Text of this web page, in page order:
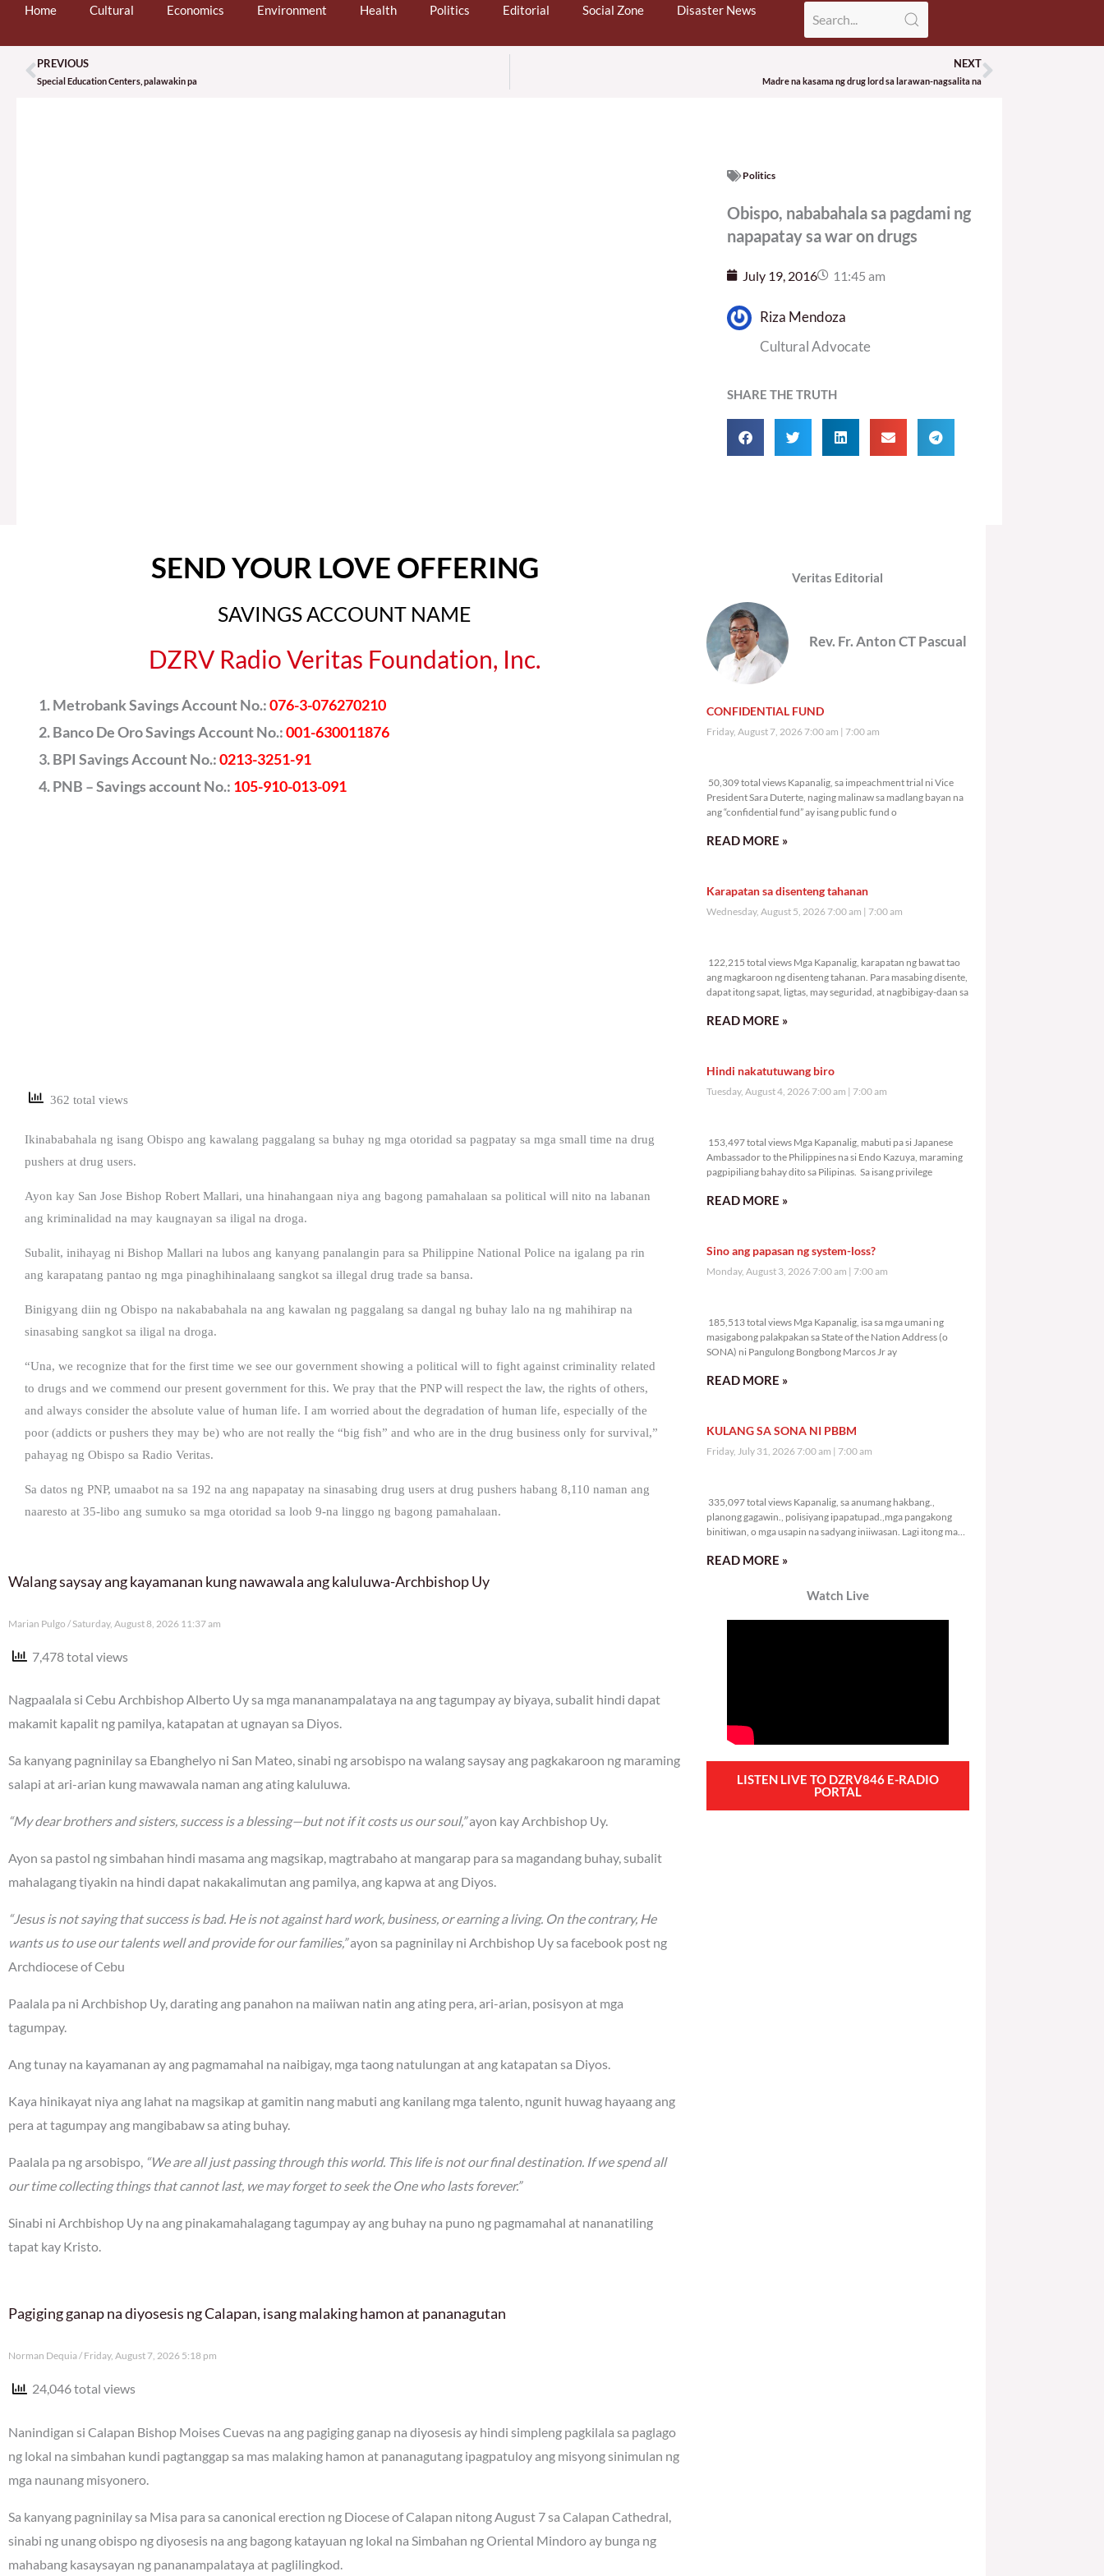
Home Cultural Economics Environment Health Politics Editorial Social Zone Disaster News
Prev
PREVIOUS
Special Education Centers, palawakin pa
NEXT
Madre na kasama ng drug lord sa larawan-nagsalita naNext
Politics
Obispo, nababahala sa pagdami ng
napapatay sa war on drugs
July 19, 2016 11:45 am
Riza Mendoza
Cultural Advocate
SHARE THE TRUTH
SEND YOUR LOVE OFFERING
SAVINGS ACCOUNT NAME
DZRV Radio Veritas Foundation, Inc.
Metrobank Savings Account No.:076-3-076270210
Banco De Oro Savings Account No.:001-630011876
BPI Savings Account No.:0213-3251-91
PNB – Savings account No.: 105-910-013-091
362 total views
Ikinababahala ng isang Obispo ang kawalang paggalang sa buhay ng mga otoridad sa pagpatay sa mga small time na drug
pushers at drug users.
Ayon kay San Jose Bishop Robert Mallari, una hinahangaan niya ang bagong pamahalaan sa political will nito na labanan
ang kriminalidad na may kaugnayan sa iligal na droga.
Subalit, inihayag ni Bishop Mallari na lubos ang kanyang panalangin para sa Philippine National Police na igalang pa rin
ang karapatang pantao ng mga pinaghihinalaang sangkot sa illegal drug trade sa bansa.
Binigyang diin ng Obispo na nakababahala na ang kawalan ng paggalang sa dangal ng buhay lalo na ng mahihirap na
sinasabing sangkot sa iligal na droga.
“Una, we recognize that for the first time we see our government showing a political will to fight against criminality related
to drugs and we commend our present government for this. We pray that the PNP will respect the law, the rights of others,
and always consider the absolute value of human life. I am worried about the degradation of human life, especially of the
poor (addicts or pushers they may be) who are not really the “big fish” and who are in the drug business only for survival,”
pahayag ng Obispo sa Radio Veritas.
Sa datos ng PNP, umaabot na sa 192 na ang napapatay na sinasabing drug users at drug pushers habang 8,110 naman ang
naaresto at 35-libo ang sumuko sa mga otoridad sa loob 9-na linggo ng bagong pamahalaan.
Walang saysay ang kayamanan kung nawawala ang kaluluwa-Archbishop Uy
Marian Pulgo Saturday, August 8, 2026 11:37 am
7,478 total views
Nagpaalala si Cebu Archbishop Alberto Uy sa mga mananampalataya na ang tagumpay ay biyaya, subalit hindi dapat
makamit kapalit ng pamilya, katapatan at ugnayan sa Diyos.
Sa kanyang pagninilay sa Ebanghelyo ni San Mateo, sinabi ng arsobispo na walang saysay ang pagkakaroon ng maraming
salapi at ari-arian kung mawawala naman ang ating kaluluwa.
“My dear brothers and sisters, success is a blessing—but not if it costs us our soul,”ayon kay Archbishop Uy.
Ayon sa pastol ng simbahan hindi masama ang magsikap, magtrabaho at mangarap para sa magandang buhay, subalit
mahalagang tiyakin na hindi dapat nakakalimutan ang pamilya, ang kapwa at ang Diyos.
“Jesus is not saying that success is bad. He is not against hard work, business, or earning a living. On the contrary, He
wants us to use our talents well and provide for our families,”ayon sa pagninilay ni Archbishop Uy sa facebook post ng
Archdiocese of Cebu
Paalala pa ni Archbishop Uy, darating ang panahon na maiiwan natin ang ating pera, ari-arian, posisyon at mga
tagumpay.
Ang tunay na kayamanan ay ang pagmamahal na naibigay, mga taong natulungan at ang katapatan sa Diyos.
Kaya hinikayat niya ang lahat na magsikap at gamitin nang mabuti ang kanilang mga talento, ngunit huwag hayaang ang
pera at tagumpay ang mangibabaw sa ating buhay.
Paalala pa ng arsobispo, “We are all just passing through this world. This life is not our final destination. If we spend all
our time collecting things that cannot last, we may forget to seek the One who lasts forever.”
Sinabi ni Archbishop Uy na ang pinakamahalagang tagumpay ay ang buhay na puno ng pagmamahal at nananatiling
tapat kay Kristo.
Pagiging ganap na diyosesis ng Calapan, isang malaking hamon at pananagutan
Norman Dequia Friday, August 7, 2026 5:18 pm
24,046 total views
Nanindigan si Calapan Bishop Moises Cuevas na ang pagiging ganap na diyosesis ay hindi simpleng pagkilala sa paglago
ng lokal na simbahan kundi pagtanggap sa mas malaking hamon at pananagutang ipagpatuloy ang misyong sinimulan ng
mga naunang misyonero.
Sa kanyang pagninilay sa Misa para sa canonical erection ng Diocese of Calapan nitong August 7 sa Calapan Cathedral,
sinabi ng unang obispo ng diyosesis na ang bagong katayuan ng lokal na Simbahan ng Oriental Mindoro ay bunga ng
mahabang kasaysayan ng pananampalataya at paglilingkod.
Veritas Editorial
Rev. Fr. Anton CT Pascual
CONFIDENTIAL FUND
Friday, August 7, 2026 7:00 am 7:00 am
50,309 total views Kapanalig, sa impeachment trial ni Vice
President Sara Duterte, naging malinaw sa madlang bayan na
ang “confidential fund” ay isang public fund o
READ MORE »
Karapatan sa disenteng tahanan
Wednesday, August 5, 2026 7:00 am 7:00 am
122,215 total views Mga Kapanalig, karapatan ng bawat tao
ang magkaroon ng disenteng tahanan. Para masabing disente,
dapat itong sapat, ligtas, may seguridad, at nagbibigay-daan sa
READ MORE »
Hindi nakatutuwang biro
Tuesday, August 4, 2026 7:00 am 7:00 am
153,497 total views Mga Kapanalig, mabuti pa si Japanese
Ambassador to the Philippines na si Endo Kazuya, maraming
pagpipiliang bahay dito sa Pilipinas. Sa isang privilege
READ MORE »
Sino ang papasan ng system-loss?
Monday, August 3, 2026 7:00 am 7:00 am
185,513 total views Mga Kapanalig, isa sa mga umani ng
masigabong palakpakan sa State of the Nation Address (o
SONA) ni Pangulong Bongbong Marcos Jr ay
READ MORE »
KULANG SA SONA NI PBBM
Friday, July 31, 2026 7:00 am 7:00 am
335,097 total views Kapanalig, sa anumang hakbang.,
planong gagawin., polisiyang ipapatupad.,mga pangakong
binitiwan, o mga usapin na sadyang iniiwasan. Lagi itong may
READ MORE »
Watch Live
LISTEN LIVE TO DZRV846 E-RADIO
PORTAL